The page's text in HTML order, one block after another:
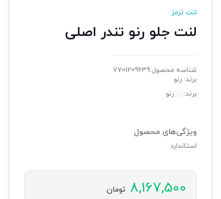
لنت ترمز
لنت جلو رنو تندر اصلی
شناسه محصول:7701209639
برند: رنو
برند:
رنو
ویژگی‌های محصول
استاندارد
8,167,500 تومان